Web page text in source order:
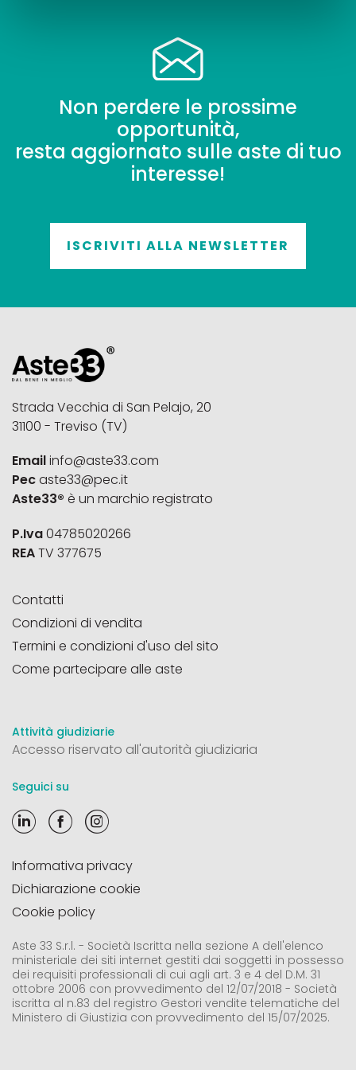
Non perdere le prossime
opportunità,
resta aggiornato sulle aste di tuo
interesse!
ISCRIVITI ALLA NEWSLETTER
Strada Vecchia di San Pelajo, 20
31100 - Treviso (TV)
Emailinfo@aste33.com
Pecaste33@pec.it
Aste33® è un marchio registrato
P.Iva04785020266
REATV 377675
Contatti
Condizioni di vendita
Termini e condizioni d'uso del sito
Come partecipare alle aste
Attività giudiziarie
Accesso riservato all'autorità giudiziaria
Seguici su
Informativa privacy
Dichiarazione cookie
Cookie policy
Aste 33 S.r.l. - Società Iscritta nella sezione A dell'elenco
ministeriale dei siti internet gestiti dai soggetti in possesso
dei requisiti professionali di cui agli art. 3 e 4 del D.M. 31
ottobre 2006 con provvedimento del 12/07/2018 - Società
iscritta al n.83 del registro Gestori vendite telematiche del
Ministero di Giustizia con provvedimento del 15/07/2025.